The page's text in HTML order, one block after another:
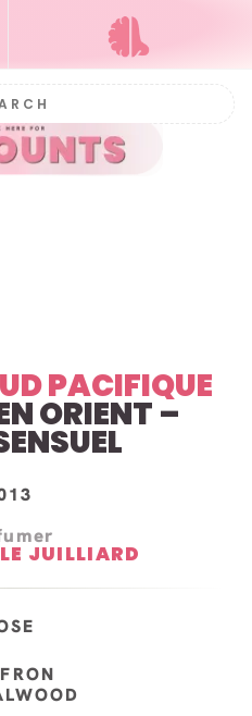
PACIFIQUE
ORIENT –
JUILLIARD